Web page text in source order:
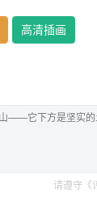
高清插画
请遵守《